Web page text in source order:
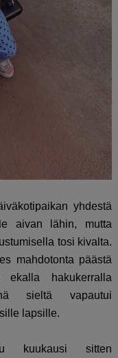
yhdestä
aivan lähin, mutta
tosi kivalta.
mahdotonta päästä
hakukerralla
sieltä vapautui
lapsille.
kuukausi sitten